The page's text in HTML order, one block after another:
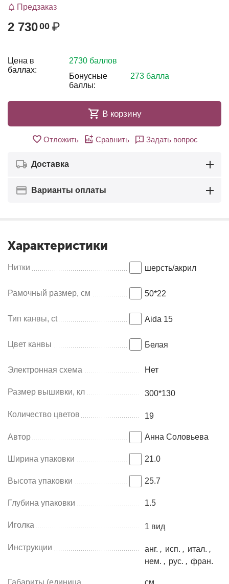
Предзаказ
2 73000 ₽
Цена в
баллах:
2730 баллов
Бонусные
баллы:
273 балла
В корзину
Отложить Сравнить Задать вопрос
Доставка
Варианты оплаты
Характеристики
Нитки шерсть/акрил
Рамочный размер, см 50*22
Тип канвы, ct Aida 15
Цвет канвы Белая
Электронная схема Нет
Размер вышивки, кл 300*130
Количество цветов 19
Автор Анна Соловьева
Ширина упаковки 21.0
Высота упаковки 25.7
Глубина упаковки 1.5
Иголка 1 вид
Инструкции анг. , исп. , итал. ,
нем. , рус. , фран.
Габариты (единица
см